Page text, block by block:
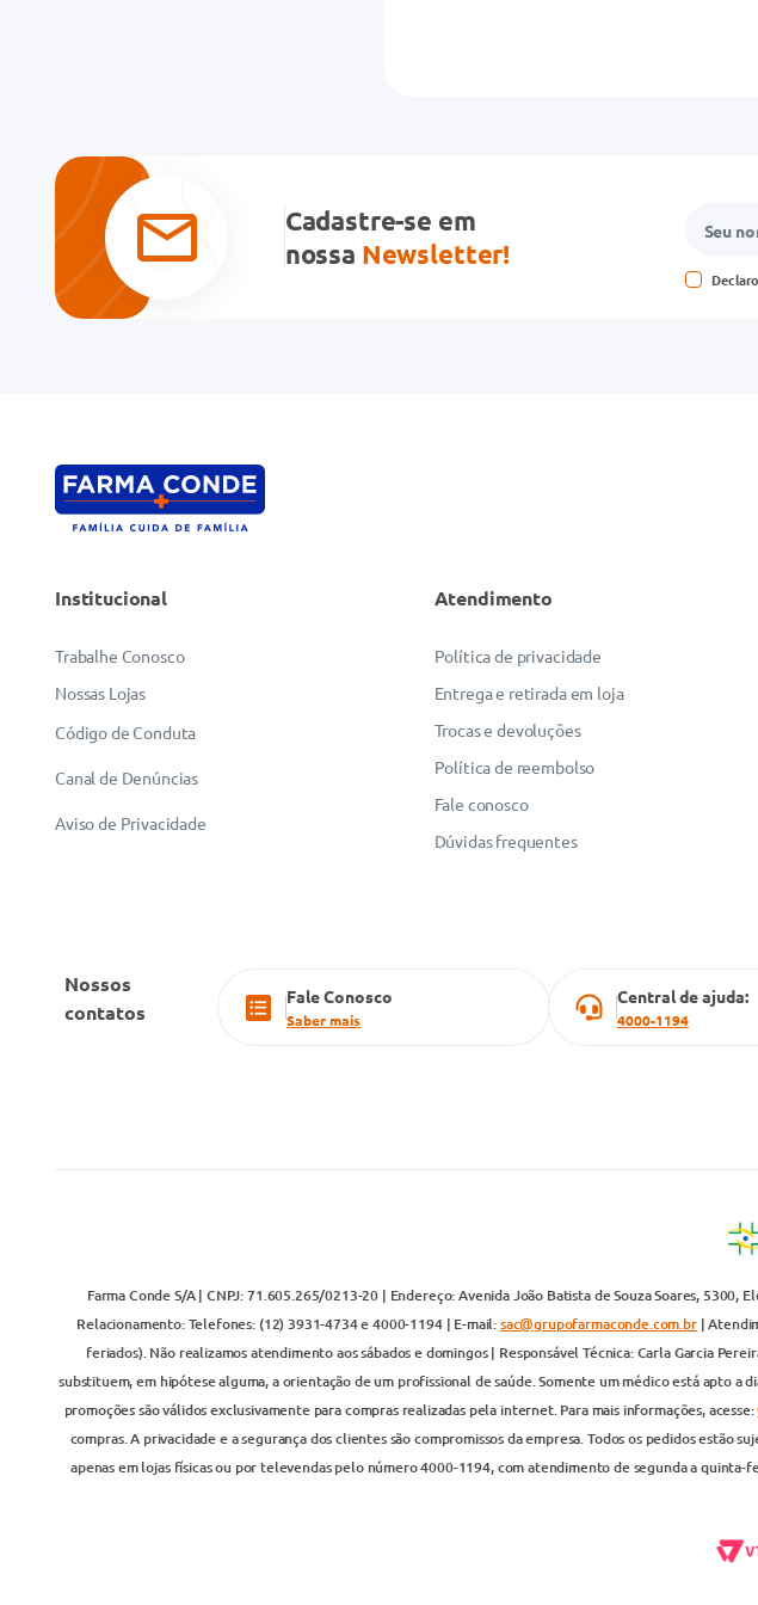
Cadastre-se em
nossa Newsletter!
Institucional
Trabalhe Conosco
Nossas Lojas
Código de Conduta
Canal de Denúncias
Aviso de Privacidade
Atendimento
Política de privacidade
Entrega e retirada em loja
Trocas e devoluções
Política de reembolso
Fale conosco
Dúvidas frequentes
Nossos
contatos
Fale Conosco
Saber mais
Central de ajuda:
4000-1194
Farma Conde S/A | CNPJ: 71.605.265/0213-20 | Endereço: Avenida João Batista de Souza Soares,
Relacionamento: Telefones: (12) 3931-4734 e 4000-1194 | E-mail:sac@grupofarmaconde.com.br|
feriados). Não realizamos atendimento aos sábados e domingos | Responsável Técnica: Carla Garcia
substituem, em hipótese alguma, a orientação de um profissional de saúde. Somente um médico está apto
promoções são válidos exclusivamente para compras realizadas pela internet. Para mais informações, acesse:
compras. A privacidade e a segurança dos clientes são compromissos da empresa. Todos os pedidos
apenas em lojas físicas ou por televendas pelo número 4000-1194, com atendimento de segunda a